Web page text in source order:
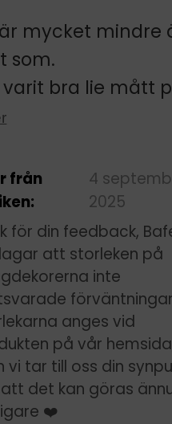
mycket mindre
som.
varit bra lie mått
från
4
2025
för din feedback,
att storleken på
inte
anges vid
på vår
vi tar till oss din
det kan göras
❤️